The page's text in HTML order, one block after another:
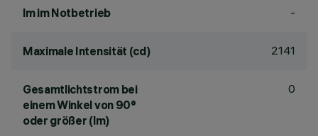
lm im Notbetrieb -
Maximale Intensität (cd) 2141
Gesamtlichtstrom bei
einem Winkel von 90°
oder größer (lm)
0